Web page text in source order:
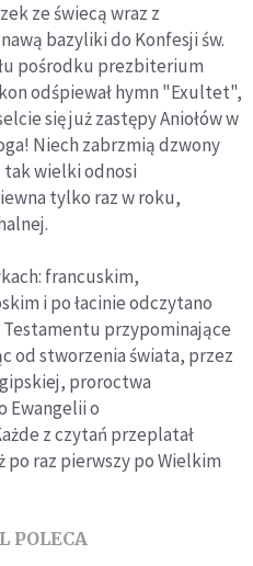
ze świecą wraz z
bazyliki do Konfesji św.
pośrodku prezbiterium
odśpiewał hymn "Exultet",
się już zastępy Aniołów w
Niech zabrzmią dzwony
tak wielki odnosi
tylko raz w roku,
francuskim,
i po łacinie odczytano
przypominające
od stworzenia świata, przez
proroctwa
Ewangelii o
z czytań przeplatał
po raz pierwszy po Wielkim
POLECA